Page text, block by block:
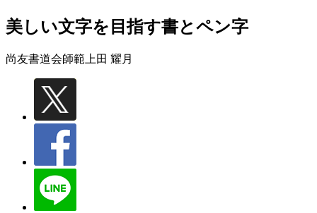
美しい文字を目指す書とペン字
尚友書道会師範 上田 耀月